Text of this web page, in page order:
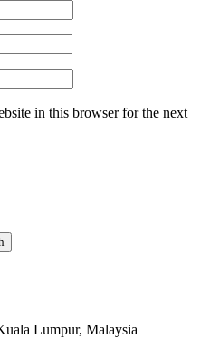
in this browser for the next
Lumpur, Malaysia